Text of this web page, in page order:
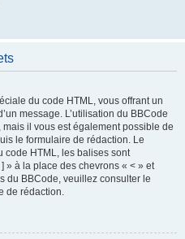
du code HTML, vous offrant un
message. L’utilisation du BBCode
il vous est également possible de
le formulaire de rédaction. Le
code HTML, les balises sont
» à la place des chevrons « < » et
du BBCode, veuillez consulter le
de rédaction.